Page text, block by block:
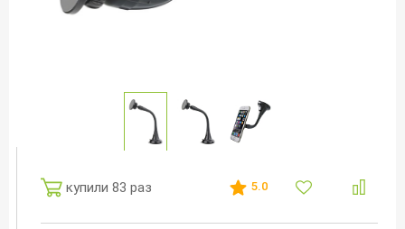
купили 83 раз 5.0